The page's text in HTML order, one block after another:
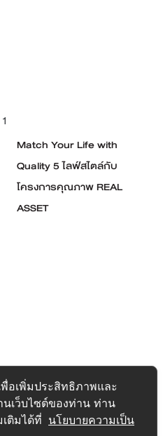
Match Your Life with
Quality 5 ไลฟ์สไตล์กับ
โครงการคุณภาพ REAL
ASSET
อเพิ่มประสิทธิภาพและ
เว็บไซต์ของท่าน ท่าน
ติมได้ที่ นโยบายความเป็น